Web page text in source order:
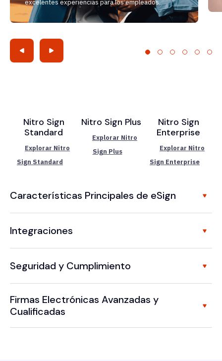
excelentes experiencias para los empleados.
Nitro Sign
Standard
Explorar Nitro
Sign Standard
Nitro Sign Plus
Explorar Nitro
Sign Plus
Nitro Sign
Enterprise
Explorar Nitro
Sign Enterprise
Características Principales de eSign
Integraciones
Seguridad y Cumplimiento
Firmas Electrónicas Avanzadas y
Cualificadas